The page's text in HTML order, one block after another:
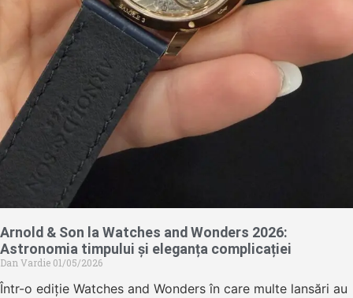
Arnold & Son la Watches and Wonders 2026:
Astronomia timpului și eleganța complicației
Dan Vardie 01/05/2026
Într-o ediție Watches and Wonders în care multe lansări au